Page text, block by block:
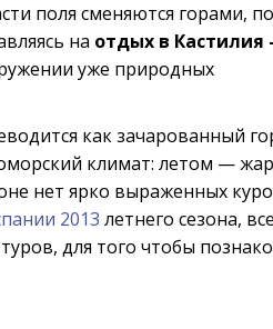
поля сменяются горами,
на отдых в
уже природных
как зачарованный
климат: летом —
нет ярко выраженных
2013 летнего сезона,
для того чтобы